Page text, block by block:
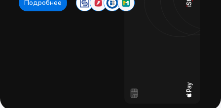
Пропускная способность памяти
Xbox Series X 2TB Galaxy Black Special Edition – 2